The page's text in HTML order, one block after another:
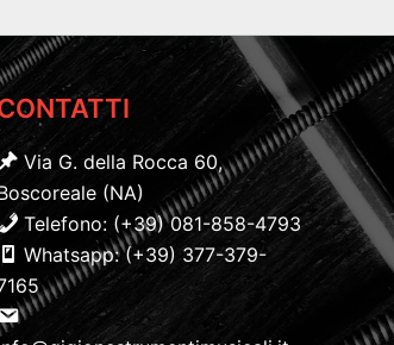
Via G. della Rocca 60,
(NA)
Telefono: (+39) 081-858-4793
Whatsapp: (+39) 377-379-